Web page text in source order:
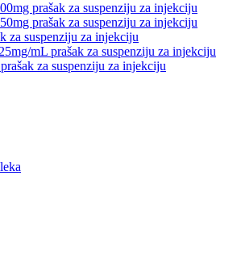
prašak za suspenziju za injekciju
prašak za suspenziju za injekciju
za suspenziju za injekciju
mL prašak za suspenziju za injekciju
za suspenziju za injekciju